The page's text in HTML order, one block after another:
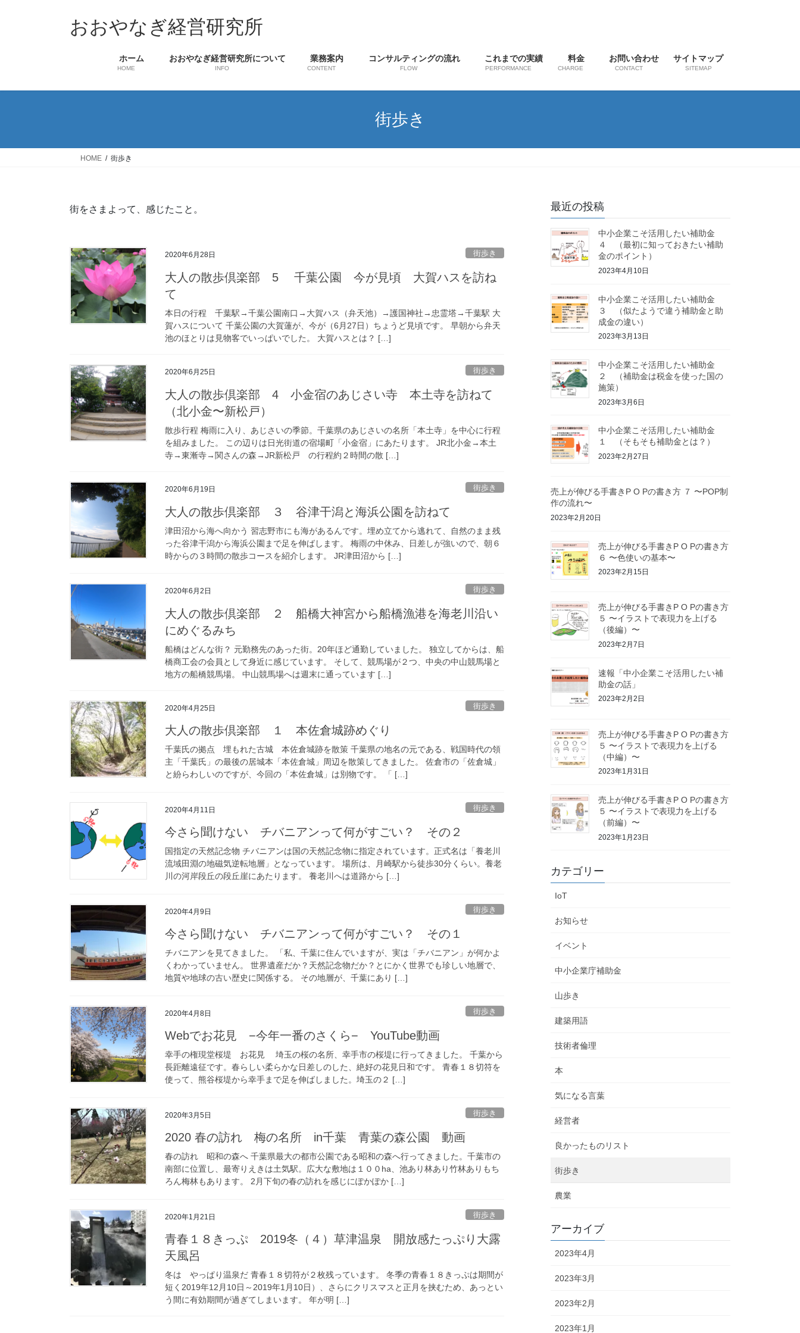
ス
ン
おおやなぎ経営研究所
ホーム
HOME
おおやなぎ経営研究所について
INFO
業務案内
CONTENT
コンサルティングの流れ
FLOW
これまでの実績
PERFORMANCE
料金
CHARGE
お問い合わせ
CONTACT
サイトマップ
SITEMAP
街歩き
HOME 街歩き
街をさまよって、感じたこと。
2020年6月28日 街歩き
大人の散歩倶楽部 5 千葉公園 今が見頃 大賀ハスを訪ね
て
本日の行程 千葉駅→千葉公園南口→大賀ハス（弁天池）→護国神社→忠霊塔→千葉駅 大
賀ハスについて 千葉公園の大賀蓮が、今が（6月27日）ちょうど見頃です。 早朝から弁天
池のほとりは見物客でいっぱいでした。 大賀ハスとは？ […]
2020年6月25日 街歩き
大人の散歩倶楽部 4 小金宿のあじさい寺 本土寺を訪ねて
（北小金〜新松戸）
散歩行程 梅雨に入り、あじさいの季節。千葉県のあじさいの名所「本土寺」を中心に行程
を組みました。 この辺りは日光街道の宿場町「小金宿」にあたります。 JR北小金→本土
寺→東漸寺→関さんの森→JR新松戸 の行程約２時間の散 […]
2020年6月19日 街歩き
大人の散歩倶楽部 ３ 谷津干潟と海浜公園を訪ねて
津田沼から海へ向かう 習志野市にも海があるんです。埋め立てから逃れて、自然のまま残
った谷津干潟から海浜公園まで足を伸ばします。 梅雨の中休み、日差しが強いので、朝６
時からの３時間の散歩コースを紹介します。 JR津田沼から […]
2020年6月2日 街歩き
大人の散歩倶楽部 ２ 船橋大神宮から船橋漁港を海老川沿い
にめぐるみち
船橋はどんな街？ 元勤務先のあった街。20年ほど通勤していました。 独立してからは、船
橋商工会の会員として身近に感じています。 そして、競馬場が２つ、中央の中山競馬場と
地方の船橋競馬場。 中山競馬場へは週末に通っています […]
2020年4月25日 街歩き
大人の散歩倶楽部 １ 本佐倉城跡めぐり
千葉氏の拠点 埋もれた古城 本佐倉城跡を散策 千葉県の地名の元である、戦国時代の領
主「千葉氏」の最後の居城本「本佐倉城」周辺を散策してきました。 佐倉市の「佐倉城」
と紛らわしいのですが、今回の「本佐倉城」は別物です。 「 […]
2020年4月11日 街歩き
今さら聞けない チバニアンって何がすごい？ その２
国指定の天然記念物 チバニアンは国の天然記念物に指定されています。正式名は「養老川
流域田淵の地磁気逆転地層」となっています。 場所は、月崎駅から徒歩30分くらい。養老
川の河岸段丘の段丘崖にあたります。 養老川へは道路から […]
2020年4月9日 街歩き
今さら聞けない チバニアンって何がすごい？ その１
チバニアンを見てきました。 「私、千葉に住んでいますが、実は「チバニアン」が何かよ
くわかっていません。 世界遺産だか？天然記念物だか？とにかく世界でも珍しい地層で、
地質や地球の古い歴史に関係する。 その地層が、千葉にあり […]
2020年4月8日 街歩き
Webでお花見 −今年一番のさくら− YouTube動画
幸手の権現堂桜堤 お花見 埼玉の桜の名所、幸手市の桜堤に行ってきました。 千葉から
長距離遠征です。春らしい柔らかな日差しのした、絶好の花見日和です。 青春１８切符を
使って、熊谷桜堤から幸手まで足を伸ばしました。埼玉の２ […]
2020年3月5日 街歩き
2020 春の訪れ 梅の名所 in千葉 青葉の森公園 動画
春の訪れ 昭和の森へ 千葉県最大の都市公園である昭和の森へ行ってきました。千葉市の
南部に位置し、最寄りえきは土気駅。広大な敷地は１００ha、池あり林あり竹林ありもち
ろん梅林もあります。 2月下旬の春の訪れを感じにぽかぽか […]
2020年1月21日 街歩き
青春１８きっぷ 2019冬（４）草津温泉 開放感たっぷり大露
天風呂
冬は やっぱり温泉だ 青春１８切符が２枚残っています。 冬季の青春１８きっぷは期間が
短く2019年12月10日～2019年1月10日）、さらにクリスマスと正月を挟むため、あっとい
う間に有効期間が過ぎてしまいます。 年が明 […]
最近の投稿
中小企業こそ活用したい補助金
４ （最初に知っておきたい補助
金のポイント）
2023年4月10日
中小企業こそ活用したい補助金
３ （似たようで違う補助金と助
成金の違い）
2023年3月13日
中小企業こそ活用したい補助金
２ （補助金は税金を使った国の
施策）
2023年3月6日
中小企業こそ活用したい補助金
１ （そもそも補助金とは？）
2023年2月27日
売上が伸びる手書きP O Pの書き方 ７ 〜POP制
作の流れ〜
2023年2月20日
売上が伸びる手書きP O Pの書き方
６ 〜色使いの基本〜
2023年2月15日
売上が伸びる手書きP O Pの書き方
５ 〜イラストで表現力を上げる
（後編）〜
2023年2月7日
速報「中小企業こそ活用したい補
助金の話」
2023年2月2日
売上が伸びる手書きP O Pの書き方
５ 〜イラストで表現力を上げる
（中編）〜
2023年1月31日
売上が伸びる手書きP O Pの書き方
５ 〜イラストで表現力を上げる
（前編）〜
2023年1月23日
カテゴリー
IoT
お知らせ
イベント
中小企業庁補助金
山歩き
建築用語
技術者倫理
本
気になる言葉
経営者
良かったものリスト
街歩き
農業
アーカイブ
2023年4月
2023年3月
2023年2月
2023年1月